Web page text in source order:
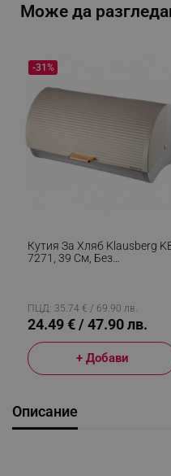
Може да
Кутия За Хляб Klausberg
7271, 39 См, Без
-31%
ПЦД: 35.74 € / 69.90 лв.
24.49 € / 47.90 лв.
+ Добави
Описание